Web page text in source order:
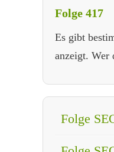
Folge 417
Es gibt
anzeigt. Wer
Folge